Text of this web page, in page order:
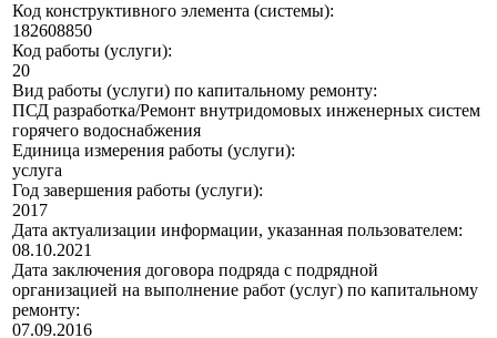
Код конструктивного элемента (системы):
182608850
Код работы (услуги):
20
Вид работы (услуги) по капитальному ремонту:
ПСД разработка/Ремонт внутридомовых инженерных систем
горячего водоснабжения
Единица измерения работы (услуги):
услуга
Год завершения работы (услуги):
2017
Дата актуализации информации, указанная пользователем:
08.10.2021
Дата заключения договора подряда с подрядной
организацией на выполнение работ (услуг) по капитальному
ремонту:
07.09.2016